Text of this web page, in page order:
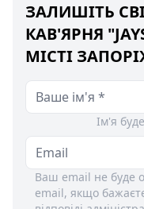
ЗАЛИШІТЬ
КАВ'ЯРНЯ
МІСТІ
Ім'я
Ваш email не буде
email, якщо